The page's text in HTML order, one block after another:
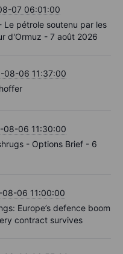
07 06:01:00
Le pétrole soutenu par les
d'Ormuz - 7 août 2026
08-06 11:37:00
08-06 11:30:00
- Options Brief - 6
08-06 11:00:00
Europe’s defence boom
contract survives